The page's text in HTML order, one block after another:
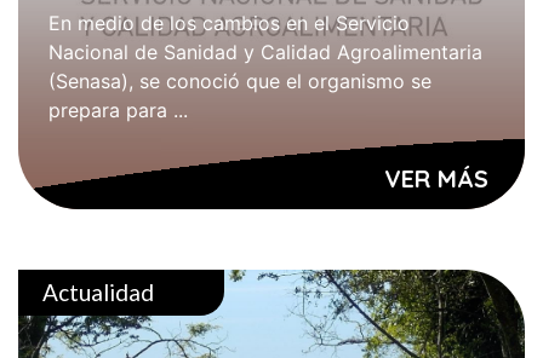
En medio de los cambios en el Servicio
Nacional de Sanidad y Calidad Agroalimentaria
(Senasa), se conoció que el organismo se
prepara para ...
VER MÁS
Actualidad